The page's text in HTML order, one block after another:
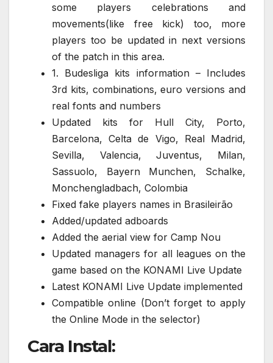
some players celebrations and
movements(like free kick) too, more
players too be updated in next versions
of the patch in this area.
1. Budesliga kits information – Includes
3rd kits, combinations, euro versions and
real fonts and numbers
Updated kits for Hull City, Porto,
Barcelona, Celta de Vigo, Real Madrid,
Sevilla, Valencia, Juventus, Milan,
Sassuolo, Bayern Munchen, Schalke,
Monchengladbach, Colombia
Fixed fake players names in Brasileirão
Added/updated adboards
Added the aerial view for Camp Nou
Updated managers for all leagues on the
game based on the KONAMI Live Update
Latest KONAMI Live Update implemented
Compatible online (Don’t forget to apply
the Online Mode in the selector)
Cara Instal: